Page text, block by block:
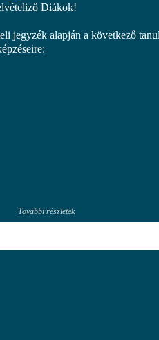
Diákok!
jegyzék alapján a következő
További részletek